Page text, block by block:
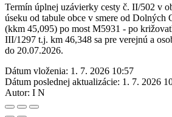
Termín úplnej uzávierky cesty č. II/502 v
úseku od tabule obce v smere od Dolných
(kkm 45,095) po most M5931 - po
III/1297 t.j. km 46,348 sa pre verejnú a
do 20.07.2026.
Dátum vloženia: 1. 7. 2026 10:57
Dátum poslednej aktualizácie: 1. 7. 2026
Autor: I N